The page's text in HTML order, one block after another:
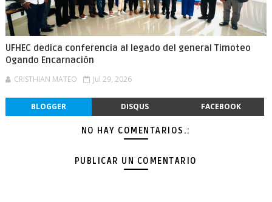
UFHEC dedica conferencia al legado del general Timoteo
Ogando Encarnación
CRISTHIAN MATEO Jul 29, 2026
BLOGGER DISQUS FACEBOOK
NO HAY COMENTARIOS.:
PUBLICAR UN COMENTARIO